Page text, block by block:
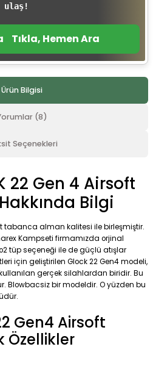
ulaş!
Tıkla, Hemen Ara
Ürün Bilgisi
(8)
Seçenekleri
22 Gen 4 Airsoft
Bilgi
tabanca alman kalitesi ile birleşmiştir.
Kampseti firmamızda orjinal
tüp seçeneği ile de güçlü atışlar
için geliştirilen Glock 22 Gen4 modeli,
gerçek silahlardan biridir. Bu
Blowbacsiz bir modeldir. O yüzden bu
Gen4 Airsoft
Özellikler